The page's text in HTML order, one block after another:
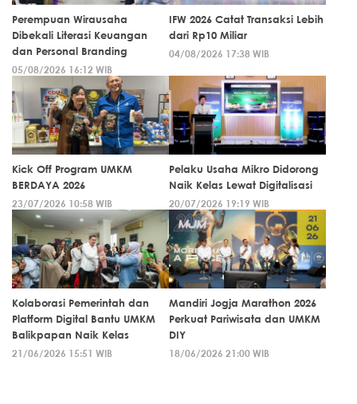
Perempuan Wirausaha
Dibekali Literasi Keuangan
dan Personal Branding
05/08/2026 16:12 WIB
IFW 2026 Catat Transaksi Lebih
dari Rp10 Miliar
04/08/2026 17:38 WIB
Kick Off Program UMKM
BERDAYA 2026
23/07/2026 10:58 WIB
Pelaku Usaha Mikro Didorong
Naik Kelas Lewat Digitalisasi
20/07/2026 19:19 WIB
Kolaborasi Pemerintah dan
Platform Digital Bantu UMKM
Balikpapan Naik Kelas
21/06/2026 15:51 WIB
Mandiri Jogja Marathon 2026
Perkuat Pariwisata dan UMKM
DIY
18/06/2026 21:00 WIB